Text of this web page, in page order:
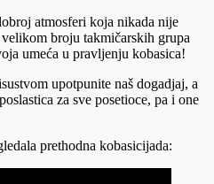
atmosferi koja nikada nije
broju takmičarskih grupa
umeća u pravljenju kobasica!
upotpunite naš dogadjaj, a
za sve posetioce, pa i one
prethodna kobasicijada: